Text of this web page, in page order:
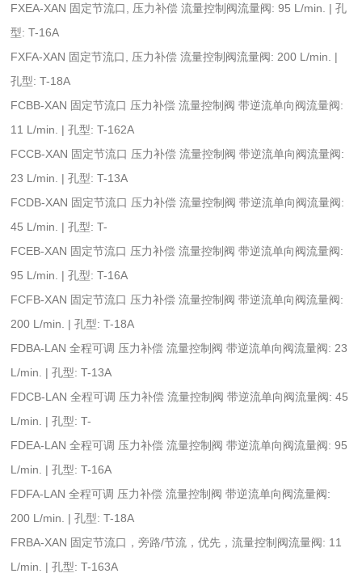
FXEA-XAN 固定节流口, 压力补偿 流量控制阀流量阀: 95 L/min. | 孔
型: T-16A
FXFA-XAN 固定节流口, 压力补偿 流量控制阀流量阀: 200 L/min. |
孔型: T-18A
FCBB-XAN 固定节流口 压力补偿 流量控制阀 带逆流单向阀流量阀:
11 L/min. | 孔型: T-162A
FCCB-XAN 固定节流口 压力补偿 流量控制阀 带逆流单向阀流量阀:
23 L/min. | 孔型: T-13A
FCDB-XAN 固定节流口 压力补偿 流量控制阀 带逆流单向阀流量阀:
45 L/min. | 孔型: T-
FCEB-XAN 固定节流口 压力补偿 流量控制阀 带逆流单向阀流量阀:
95 L/min. | 孔型: T-16A
FCFB-XAN 固定节流口 压力补偿 流量控制阀 带逆流单向阀流量阀:
200 L/min. | 孔型: T-18A
FDBA-LAN 全程可调 压力补偿 流量控制阀 带逆流单向阀流量阀: 23
L/min. | 孔型: T-13A
FDCB-LAN 全程可调 压力补偿 流量控制阀 带逆流单向阀流量阀: 45
L/min. | 孔型: T-
FDEA-LAN 全程可调 压力补偿 流量控制阀 带逆流单向阀流量阀: 95
L/min. | 孔型: T-16A
FDFA-LAN 全程可调 压力补偿 流量控制阀 带逆流单向阀流量阀:
200 L/min. | 孔型: T-18A
FRBA-XAN 固定节流口，旁路/节流，优先，流量控制阀流量阀: 11
L/min. | 孔型: T-163A